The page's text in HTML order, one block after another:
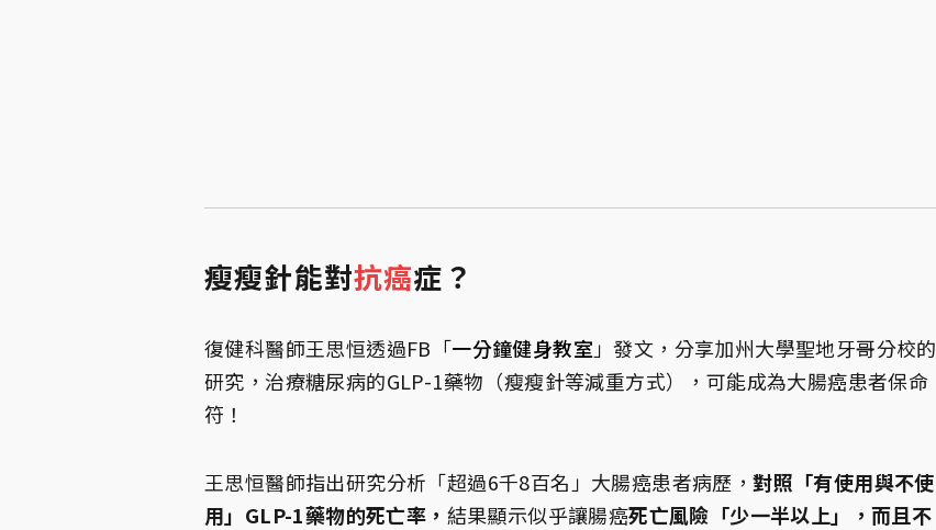
瘦瘦針能對抗癌症？
復健科醫師王思恒透過FB「一分鐘健身教室 」發文，分享加州大學聖地牙哥分校的
研究，治療糖尿病的GLP-1藥物（瘦瘦針等減重方式），可能成為大腸癌患者保命
符！
王思恒醫師指出研究分析「超過6千8百名」大腸癌患者病歷，對照「有使用與不使
用」GLP-1藥物的死亡率， 結果顯示似乎讓腸癌死亡風險「少一半以上」，而且不